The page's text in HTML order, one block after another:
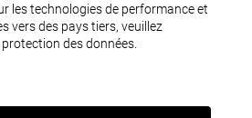
est survenue.
les technologies de performance et
vers des pays tiers, veuillez
des données.